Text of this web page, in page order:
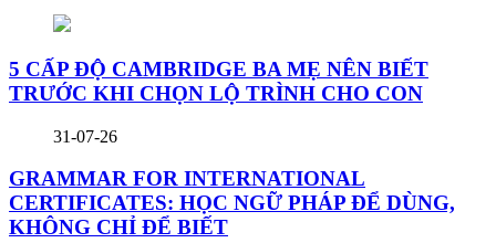
5 CẤP ĐỘ CAMBRIDGE BA MẸ NÊN BIẾT
TRƯỚC KHI CHỌN LỘ TRÌNH CHO CON
31-07-26
GRAMMAR FOR INTERNATIONAL
CERTIFICATES: HỌC NGỮ PHÁP ĐỂ DÙNG,
KHÔNG CHỈ ĐỂ BIẾT